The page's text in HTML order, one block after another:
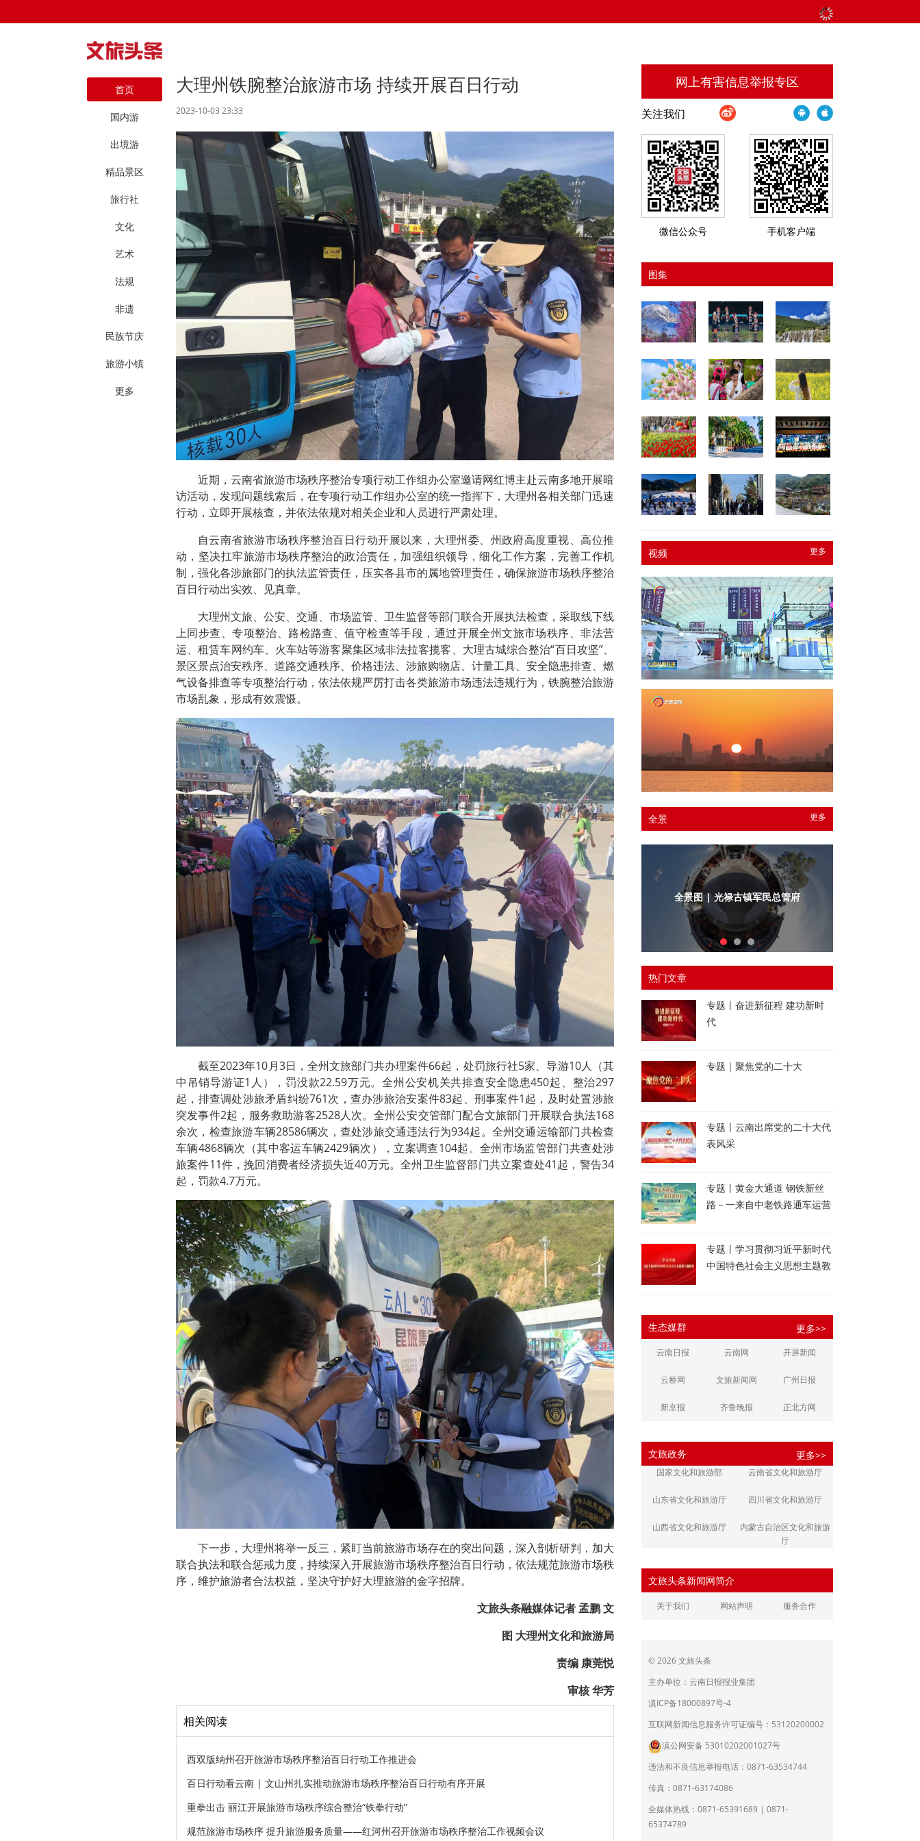
首页
国内游
出境游
精品景区
旅行社
文化
艺术
法规
非遗
民族节庆
旅游小镇
更多
大理州铁腕整治旅游市场 持续开展百日行动
2023-10-03 23:33
近期，云南省旅游市场秩序整治专项行动工作组办公室邀请网红博主赴云南多地开展暗
访活动，发现问题线索后，在专项行动工作组办公室的统一指挥下，大理州各相关部门迅速
行动，立即开展核查，并依法依规对相关企业和人员进行严肃处理。
自云南省旅游市场秩序整治百日行动开展以来，大理州委、州政府高度重视、高位推
动，坚决扛牢旅游市场秩序整治的政治责任，加强组织领导，细化工作方案，完善工作机
制，强化各涉旅部门的执法监管责任，压实各县市的属地管理责任，确保旅游市场秩序整治
百日行动出实效、见真章。
大理州文旅、公安、交通、市场监管、卫生监督等部门联合开展执法检查，采取线下线
上同步查、专项整治、路检路查、值守检查等手段，通过开展全州文旅市场秩序、非法营
运、租赁车网约车、火车站等游客聚集区域非法拉客揽客、大理古城综合整治“百日攻坚”、
景区景点治安秩序、道路交通秩序、价格违法、涉旅购物店、计量工具、安全隐患排查、燃
气设备排查等专项整治行动，依法依规严厉打击各类旅游市场违法违规行为，铁腕整治旅游
市场乱象，形成有效震慑。
截至2023年10月3日，全州文旅部门共办理案件66起，处罚旅行社5家、导游10人（其
中吊销导游证1人），罚没款22.59万元。全州公安机关共排查安全隐患450起、整治297
起，排查调处涉旅矛盾纠纷761次，查办涉旅治安案件83起、刑事案件1起，及时处置涉旅
突发事件2起，服务救助游客2528人次。全州公安交管部门配合文旅部门开展联合执法168
余次，检查旅游车辆28586辆次，查处涉旅交通违法行为934起。全州交通运输部门共检查
车辆4868辆次（其中客运车辆2429辆次），立案调查104起。全州市场监管部门共查处涉
旅案件11件，挽回消费者经济损失近40万元。全州卫生监督部门共立案查处41起，警告34
起，罚款4.7万元。
下一步，大理州将举一反三，紧盯当前旅游市场存在的突出问题，深入剖析研判，加大
联合执法和联合惩戒力度，持续深入开展旅游市场秩序整治百日行动，依法规范旅游市场秩
序，维护旅游者合法权益，坚决守护好大理旅游的金字招牌。
文旅头条融媒体记者 孟鹏 文
图 大理州文化和旅游局
责编 康莞悦
审核 华芳
相关阅读
西双版纳州召开旅游市场秩序整治百日行动工作推进会
百日行动看云南 | 文山州扎实推动旅游市场秩序整治百日行动有序开展
重拳出击 丽江开展旅游市场秩序综合整治“铁拳行动”
规范旅游市场秩序 提升旅游服务质量——红河州召开旅游市场秩序整治工作视频会议
网上有害信息举报专区
关注我们
微信公众号 手机客户端
图集
更多
视频
更多
全景
全景图 | 光禄古镇军民总管府内庭
热门文章
专题丨奋进新征程 建功新时
代
专题｜聚焦党的二十大
专题丨云南出席党的二十大代
表风采
专题丨黄金大通道 钢铁新丝
路－一来自中老铁路通车运营
专题丨学习贯彻习近平新时代
中国特色社会主义思想主题教
生态媒群 更多>>
云南日报 云南网 开屏新闻
云桥网 文旅新闻网 广州日报
新京报 齐鲁晚报 正北方网
江南都市报 潇湘晨报
文旅政务 更多>>
国家文化和旅游部 云南省文化和旅游厅
山东省文化和旅游厅 四川省文化和旅游厅
山西省文化和旅游厅
内蒙古自治区文化和旅游
厅
浙江省文化和旅游厅
江西省文化和旅游厅 河南省文化和旅游厅
广东省文化和旅游厅
育厅
陕西省文化和旅游厅 甘肃省文化和旅游厅
青海省文化和旅游厅
宁夏回族自治区文化和旅
北京市文旅局
上海市文化和旅游局
员会
文旅头条新闻网简介
关于我们 网站声明 服务合作
© 2026 文旅头条
主办单位：云南日报报业集团
滇ICP备18000897号-4
互联网新闻信息服务许可证编号：53120200002
滇公网安备 53010202001027号
违法和不良信息举报电话：0871-63534744
传真：0871-63174086
全媒体热线：0871-65391689 | 0871-
65374789